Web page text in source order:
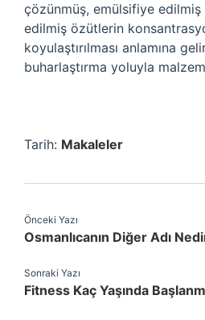
çözünmüş, emülsifiye edilmiş
edilmiş özütlerin
koyulaştırılması anlamına
buharlaştırma yoluyla
Tarih: Makaleler
Önceki Yazı
Osmanlıcanın Diğer Adı
Sonraki Yazı
Fitness Kaç Yaşında